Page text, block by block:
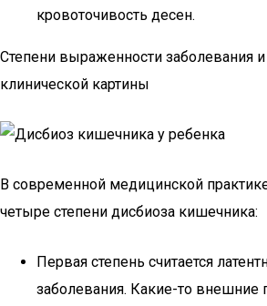
кровоточивость десен.
Степени выраженности заболевания
клинической картины
В современной медицинской
четыре степени дисбиоза кишечника:
Первая степень считается
заболевания. Какие-то внешние